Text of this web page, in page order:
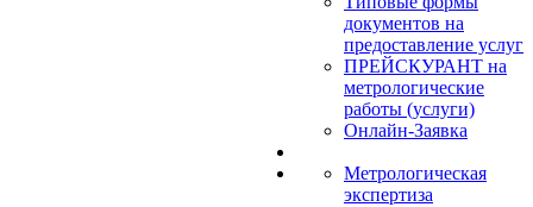
документов на
предоставление услуг
ПРЕЙСКУРАНТ на
метрологические
работы (услуги)
Онлайн-Заявка
Метрологическая
экспертиза